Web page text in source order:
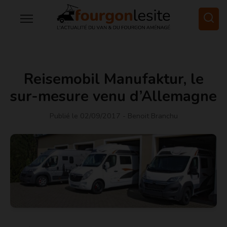
Reisemobil Manufaktur, le
sur-mesure venu d’Allemagne